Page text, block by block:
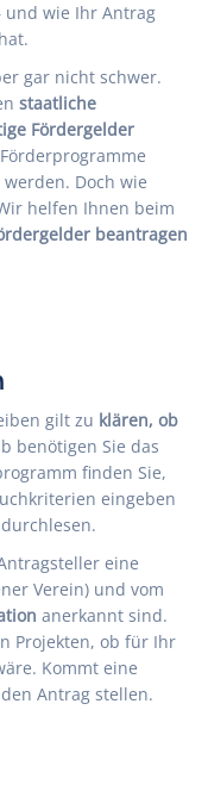
und wie Ihr Antrag
hat.
gar nicht schwer.
staatliche
Fördergelder
Doch wie
helfen Ihnen beim
beantragen
gilt zu klären, ob
benötigen Sie das
finden Sie,
eingeben
eine
Verein) und vom
anerkannt sind.
Projekten, ob für Ihr
Kommt eine
Antrag stellen.